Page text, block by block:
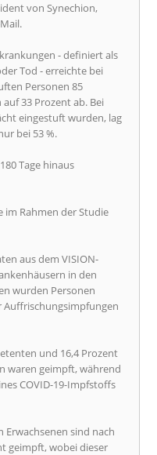
von Synechion,
- definiert als
Tod - erreichte bei
Personen 85
33 Prozent ab. Bei
eingestuft wurden, lag
bei 53 %.
Tage hinaus
im Rahmen der Studie
aus dem VISION-
in den
wurden Personen
Auffrischungsimpfungen
und 16,4 Prozent
waren geimpft, während
COVID-19-Impfstoffs
Erwachsenen sind nach
geimpft, wobei dieser